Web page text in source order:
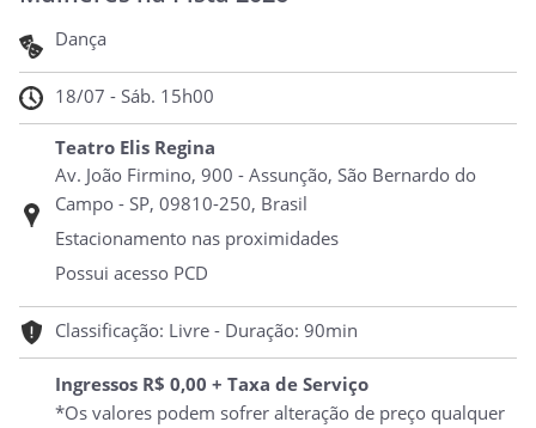
Dança
18/07 - Sáb. 15h00
Teatro Elis Regina
Av. João Firmino, 900 - Assunção, São Bernardo do
Campo - SP, 09810-250, Brasil
Estacionamento nas proximidades
Possui acesso PCD
Classificação: Livre - Duração: 90min
Ingressos R$ 0,00 + Taxa de Serviço
*Os valores podem sofrer alteração de preço qualquer